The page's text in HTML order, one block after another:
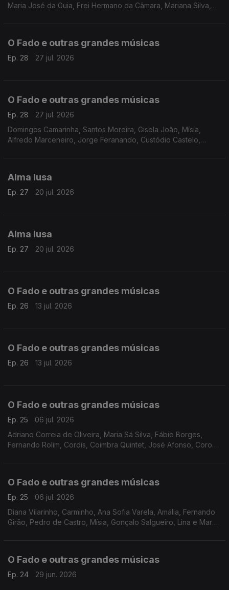
Maria José da Guia, Frei Hermano da Câmara, Mariana Silva,
O Fado e outras grandes músicas
Ep. 28 27 jul. 2026
O Fado e outras grandes músicas
Ep. 28
27 jul. 2026
Domingos Camarinha, Santos Moreira, Gisela João, Mísia,
Alfredo Marceneiro, Jorge Feranando, Custódio Castelo,
Alma lusa
Ep. 27 20 jul. 2026
Alma lusa
Ep. 27 20 jul. 2026
O Fado e outras grandes músicas
Ep. 26 13 jul. 2026
O Fado e outras grandes músicas
Ep. 26 13 jul. 2026
O Fado e outras grandes músicas
Ep. 25
06 jul. 2026
Adriano Correia de Oliveira, Maria Sá Silva, Fábio Borges,
Fernando Rolim, Cordis, Coimbra Quintet, José Afonso, Coro
O Fado e outras grandes músicas
Ep. 25
06 jul. 2026
Diana Vilarinho, Carminho, Ana Sofia Varela, Amália, Fernando
Girão, Pedro de Castro, Mísia, Gonçalo Salgueiro, Lina e Marco
O Fado e outras grandes músicas
Ep. 24 29 jun. 2026